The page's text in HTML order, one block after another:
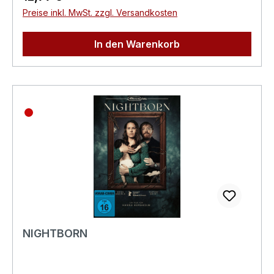
Darsteller auf.Originaltitel: Ice Cream ManExtras:-
Erscheinungsdatum:05.11.2026FSK:Keine
Jugendfreigabe (FSK
18)Laufzeit:83minLändercode:2
PALTonformat(e):Deutsch Dolby
Digital 5.1Untertitel:DeutschBildformat(e):2,39
(16:9 Anamorph)Produktion:2026
USARegisseur:Eli RothSchauspieler:Eli RothAri
MillenRyan Allen Benjamin Byron Davis Darrin
Baker Sarah Abbott Lochlan MillerRodrigo
Fernandez-StollKaren
ClicheEAN:4020628530815Angaben zum
Hersteller (Informationspflichten zur GPSR
Produktsicherheitsverordnung)Herstellerinforma
410178 Berlininfo@studiocanal.de
Preise inkl. MwSt. zzgl. Versandkosten
In den Warenkorb
NIGHTBORN